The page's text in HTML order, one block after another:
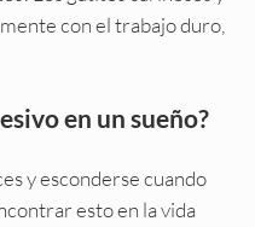
con el trabajo duro,
en un sueño?
y esconderse cuando
esto en la vida